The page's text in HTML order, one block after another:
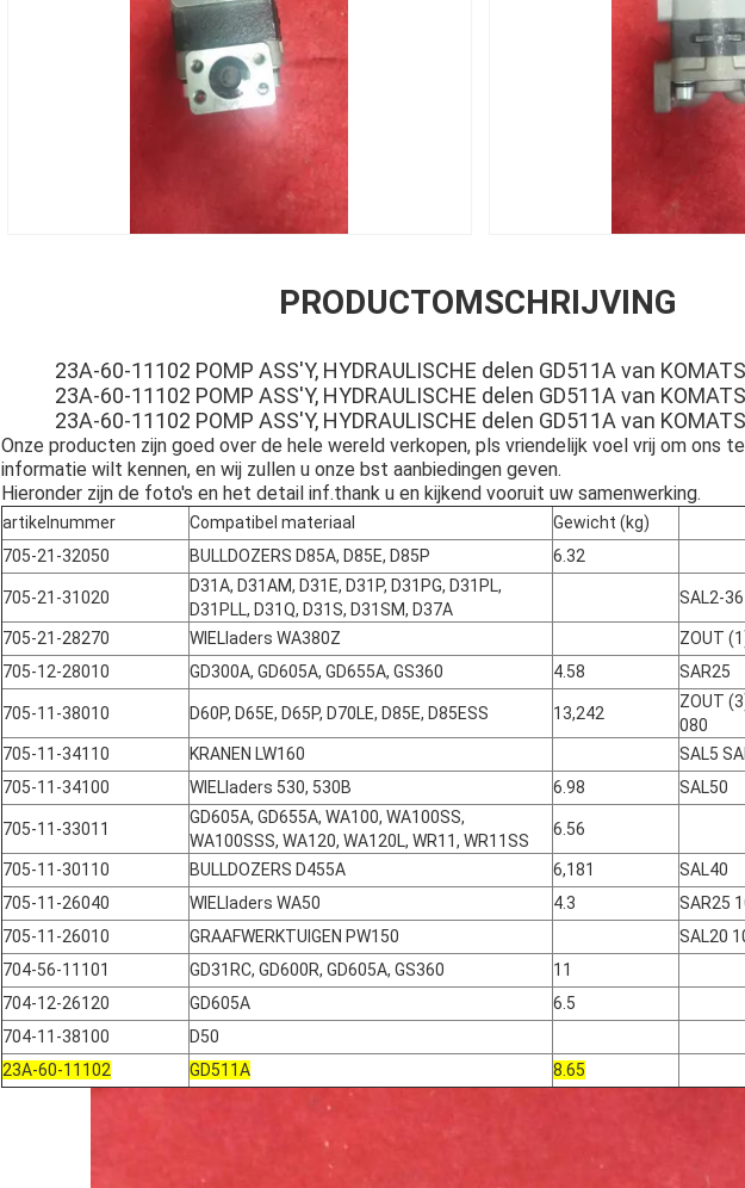
PRODUCTOMSCHRIJVING
23A-60-11102 POMP ASS'Y, HYDRAULISCHE delen GD511A van
23A-60-11102 POMP ASS'Y, HYDRAULISCHE delen GD511A van
23A-60-11102 POMP ASS'Y, HYDRAULISCHE delen GD511A van
Onze producten zijn goed over de hele wereld verkopen, pls vriendelijk voel vrij om ons
informatie wilt kennen, en wij zullen u onze bst aanbiedingen geven.
Hieronder zijn de foto's en het detail inf.thank u en kijkend vooruit uw samenwerking.
artikelnummer Compatibel materiaal
Gewicht (kg)
705-21-32050
BULLDOZERS D85A, D85E, D85P 6.32
705-21-31020
D31A, D31AM, D31E, D31P, D31PG, D31PL,
D31PLL, D31Q, D31S, D31SM, D37A
SAL2-36
705-21-28270 WIELladers WA380Z
ZOUT
705-12-28010
GD300A, GD605A, GD655A, GS360 4.58 SAR25
705-11-38010 D60P, D65E, D65P, D70LE, D85E, D85ESS 13,242
ZOUT
080
705-11-34110
KRANEN LW160
SAL5
705-11-34100
WIELladers 530, 530B 6.98 SAL50
705-11-33011
GD605A, GD655A, WA100, WA100SS,
WA100SSS, WA120, WA120L, WR11, WR11SS
6.56
705-11-30110 BULLDOZERS D455A 6,181
SAL40
705-11-26040
WIELladers WA50 4.3
SAR25
705-11-26010
GRAAFWERKTUIGEN PW150
SAL20
704-56-11101
GD31RC, GD600R, GD605A, GS360
11
704-12-26120
GD605A
6.5
704-11-38100
D50
23A-60-11102
GD511A 8.65